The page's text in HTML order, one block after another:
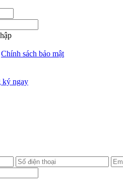
Chính sách bảo mật
ký ngay